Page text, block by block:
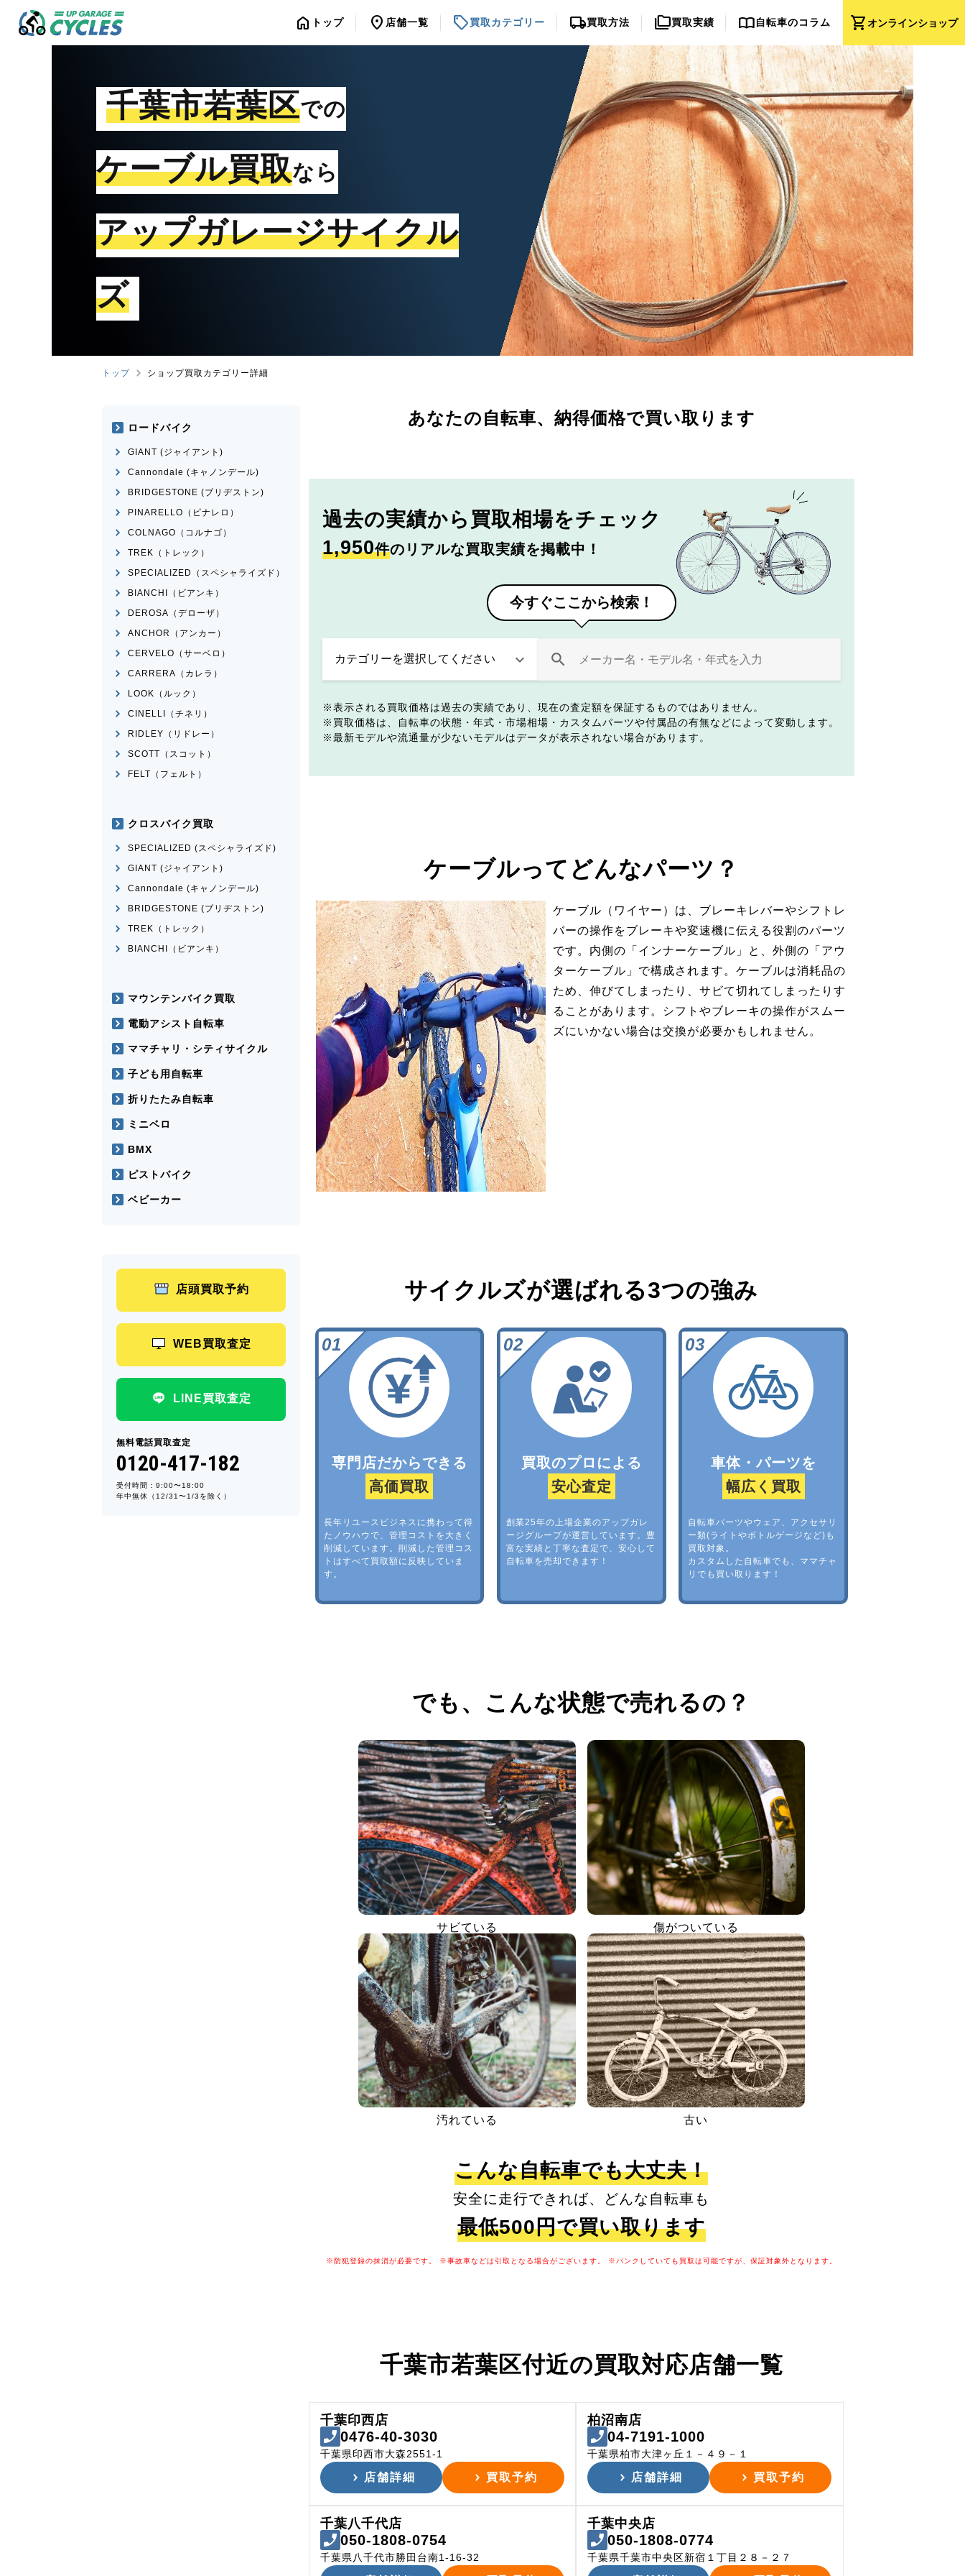
shopping_cartオンラインショップ
home トップ location_on 店舗一覧 sell買取カテゴリー local_shipping買取方法 folder_copy買取実績 import_contacts自転車のコラム
千葉市若葉区での
ケーブル買取なら
アップガレージサイクル
ズ
トップ ショップ買取カテゴリー詳細
あなたの自転車、 納得価格で買い取ります
過去の実績から 買取相場をチェック
1,950件のリアルな買取実績を掲載中！
今すぐここから検索！
表示される買取価格は過去の実績であり、現在の査定額を保証するものではありません。
買取価格は、自転車の状態・年式・市場相場・カスタムパーツや付属品の有無などによって変動します。
最新モデルや流通量が少ないモデルはデータが表示されない場合があります。
ケーブルってどんなパーツ？
ケーブル（ワイヤー）は、ブレーキレバーやシフトレ
バーの操作をブレーキや変速機に伝える役割のパーツ
です。内側の「インナーケーブル」と、外側の「アウ
ターケーブル」で構成されます。ケーブルは消耗品の
ため、伸びてしまったり、サビて切れてしまったりす
ることがあります。シフトやブレーキの操作がスムー
ズにいかない場合は交換が必要かもしれません。
サイクルズが選ばれる3つの強み
専門店だからできる
高価買取
長年リユースビジネスに携わって得
たノウハウで、管理コストを大きく
削減しています。削減した管理コス
トはすべて買取額に反映していま
す。
買取のプロによる
安心査定
創業25年の上場企業のアップガレ
ージグループが運営しています。豊
富な実績と丁寧な査定で、安心して
自転車を売却できます！
車体・パーツを
幅広く買取
自転車パーツやウェア、アクセサリ
ー類(ライトやボトルゲージなど)も
買取対象。
カスタムした自転車でも、ママチャ
リでも買い取ります！
でも、 こんな状態で売れるの？
サビている 傷がついている
汚れている 古い
こんな自転車でも大丈夫！
安全に走行できれば、どんな自転車も
最低500円で買い取ります
※防犯登録の抹消が必要です。 ※事故車などは引取となる場合がございます。 ※パンクしていても買取は可能ですが、保証対象外となります。
千葉市若葉区付近の買取対応店舗一覧
千葉印西店
0476-40-3030
千葉県印西市大森2551-1
店舗詳細 買取予約
柏沼南店
04-7191-1000
千葉県柏市大津ヶ丘１－４９－１
店舗詳細 買取予約
千葉八千代店
050-1808-0754
千葉県八千代市勝田台南1-16-32
千葉中央店
050-1808-0774
千葉県千葉市中央区新宿１丁目２８－２７
ロードバイク
GIANT (ジャイアント)
Cannondale (キャノンデール)
BRIDGESTONE (ブリヂストン)
PINARELLO（ピナレロ）
COLNAGO（コルナゴ）
TREK（トレック）
SPECIALIZED（スペシャライズド）
BIANCHI（ビアンキ）
DEROSA（デローザ）
ANCHOR（アンカー）
CERVELO（サーベロ）
CARRERA（カレラ）
LOOK（ルック）
CINELLI（チネリ）
RIDLEY（リドレー）
SCOTT（スコット）
FELT（フェルト）
クロスバイク買取
SPECIALIZED (スペシャライズド)
GIANT (ジャイアント)
Cannondale (キャノンデール)
BRIDGESTONE (ブリヂストン)
TREK（トレック）
BIANCHI（ビアンキ）
マウンテンバイク買取
電動アシスト自転車
ママチャリ・シティサイクル
子ども用自転車
折りたたみ自転車
ミニベロ
BMX
ピストバイク
ベビーカー
店頭買取予約
WEB買取査定
LINE買取査定
無料電話買取査定
0120-417-182
受付時間：9:00〜18:00
年中無休（12/31〜1/3を除く）